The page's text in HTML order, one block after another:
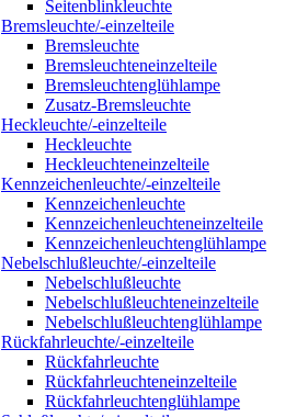
Seitenblinkleuchte
Bremsleuchte/-einzelteile
Bremsleuchte
Bremsleuchteneinzelteile
Bremsleuchtenglühlampe
Zusatz-Bremsleuchte
Heckleuchte/-einzelteile
Heckleuchte
Heckleuchteneinzelteile
Kennzeichenleuchte/-einzelteile
Kennzeichenleuchte
Kennzeichenleuchteneinzelteile
Kennzeichenleuchtenglühlampe
Nebelschlußleuchte/-einzelteile
Nebelschlußleuchte
Nebelschlußleuchteneinzelteile
Nebelschlußleuchtenglühlampe
Rückfahrleuchte/-einzelteile
Rückfahrleuchte
Rückfahrleuchteneinzelteile
Rückfahrleuchtenglühlampe